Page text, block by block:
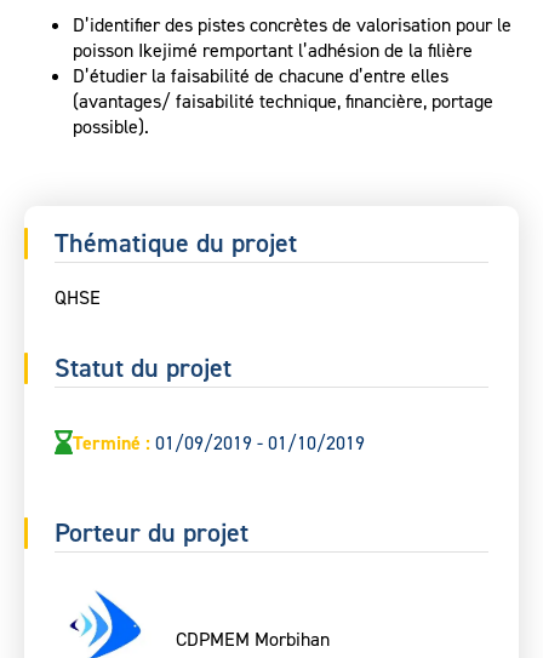
D’identifier des pistes concrètes de valorisation pour le
poisson Ikejimé remportant l’adhésion de la filière
D’étudier la faisabilité de chacune d’entre elles
(avantages/ faisabilité technique, financière, portage
possible).
Thématique du projet
QHSE
Statut du projet
Terminé :01/09/2019 - 01/10/2019
Porteur du projet
CDPMEM Morbihan